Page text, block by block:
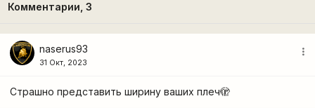
Комментарии, 3
naserus93
31 Окт, 2023
more_vert
Страшно представить ширину ваших плеч🫣